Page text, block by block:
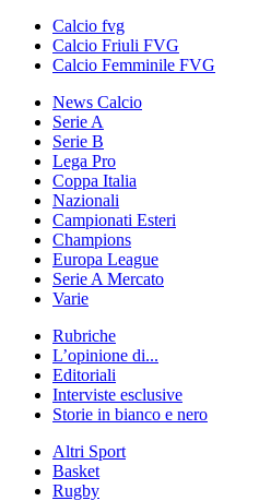
Calcio fvg
Calcio Friuli FVG
Calcio Femminile FVG
News Calcio
Serie A
Serie B
Lega Pro
Coppa Italia
Nazionali
Campionati Esteri
Champions
Europa League
Serie A Mercato
Varie
Rubriche
L’opinione di...
Editoriali
Interviste esclusive
Storie in bianco e nero
Altri Sport
Basket
Rugby